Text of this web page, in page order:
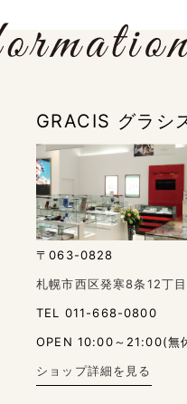
GRACIS グラ
〒063-0828
札幌市西区発寒8条12丁
TEL 011-668-0800
OPEN 10:00～21:00(無
ショップ詳細を見る